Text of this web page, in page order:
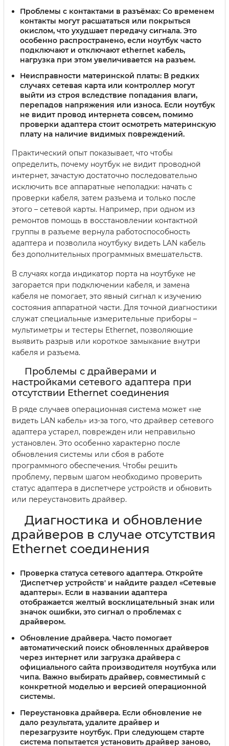
Проблемы с контактами в разъёмах: Со временем
контакты могут расшататься или покрыться
окислом, что ухудшает передачу сигнала. Это
особенно распространено, если ноутбук часто
подключают и отключают ethernet кабель,
нагрузка при этом увеличивается на разъем.
Неисправности материнской платы: В редких
случаях сетевая карта или контроллер могут
выйти из строя вследствие попадания влаги,
перепадов напряжения или износа. Если ноутбук
не видит провод интернета совсем, помимо
проверки адаптера стоит осмотреть материнскую
плату на наличие видимых повреждений.
Практический опыт показывает, что чтобы
определить, почему ноутбук не видит проводной
интернет, зачастую достаточно последовательно
исключить все аппаратные неполадки: начать с
проверки кабеля, затем разъема и только после
этого – сетевой карты. Например, при одном из
ремонтов помощь в восстановлении контактной
группы в разъеме вернула работоспособность
адаптера и позволила ноутбуку видеть LAN кабель
без дополнительных программных вмешательств.
В случаях когда индикатор порта на ноутбуке не
загорается при подключении кабеля, и замена
кабеля не помогает, это явный сигнал к изучению
состояния аппаратной части. Для точной диагностики
служат специальные измерительные приборы –
мультиметры и тестеры Ethernet, позволяющие
выявить разрыв или короткое замыкание внутри
кабеля и разъема.
Проблемы с драйверами и
настройками сетевого адаптера при
отсутствии Ethernet соединения
В ряде случаев операционная система может «не
видеть LAN кабель» из-за того, что драйвер сетевого
адаптера устарел, поврежден или неправильно
установлен. Это особенно характерно после
обновления системы или сбоя в работе
программного обеспечения. Чтобы решить
проблему, первым шагом необходимо проверить
статус адаптера в диспетчере устройств и обновить
или переустановить драйвер.
Диагностика и обновление
драйверов в случае отсутствия
Ethernet соединения
Проверка статуса сетевого адаптера. Откройте
'Диспетчер устройств' и найдите раздел «Сетевые
адаптеры». Если в названии адаптера
отображается желтый восклицательный знак или
значок ошибки, это сигнал о проблемах с
драйвером.
Обновление драйвера. Часто помогает
автоматический поиск обновленных драйверов
через интернет или загрузка драйвера с
официального сайта производителя ноутбука или
чипа. Важно выбирать драйвер, совместимый с
конкретной моделью и версией операционной
системы.
Переустановка драйвера. Если обновление не
дало результата, удалите драйвер и
перезагрузите ноутбук. При следующем старте
система попытается установить драйвер заново,